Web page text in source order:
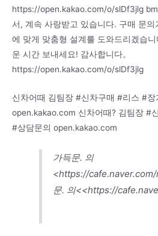
https://open.kakao.com/o/slDf3jlg
서, 계속 사랑받고 있습니다. 구매 문
에 맞게 맞춤형 설계를 도와드리겠습
운 시간 보내세요! 감사합니다。
https://open.kakao.com/o/slDf3jlg
신차어때 김팀장 #신차구매 #리스 #장
open.kakao.com 신차어때? 김팀장 #
#상담문의 open.kakao.com
가득문. 의
<https://
문. 의<<https://